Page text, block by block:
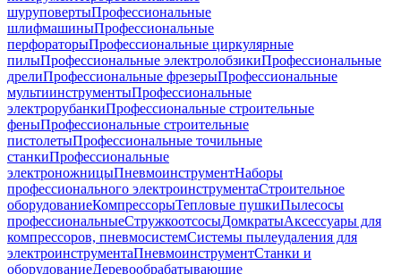
шуруповертыПрофессиональные
шлифмашиныПрофессиональные
перфораторыПрофессиональные циркулярные
пилыПрофессиональные электролобзикиПрофессиональные
дрелиПрофессиональные фрезерыПрофессиональные
мультиинструментыПрофессиональные
электрорубанкиПрофессиональные строительные
феныПрофессиональные строительные
пистолетыПрофессиональные точильные
станкиПрофессиональные
электроножницыПневмоинструментНаборы
профессионального электроинструментаСтроительное
оборудованиеКомпрессорыТепловые пушкиПылесосы
профессиональныеСтружкоотсосыДомкратыАксессуары для
компрессоров, пневмосистемСистемы пылеудаления для
электроинструментаПневмоинструментСтанки и
оборудованиеДеревообрабатывающие